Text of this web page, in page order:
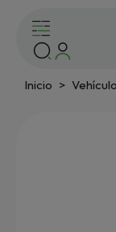
Inicio